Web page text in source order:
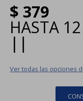
$ 379
HASTA
| |
Ver todas las opciones